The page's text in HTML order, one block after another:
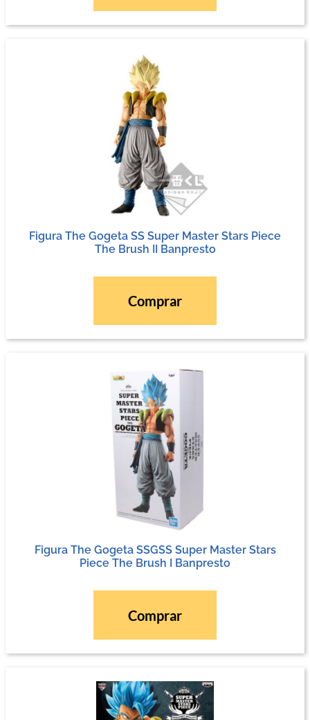
Figura The Gogeta SS Super Master Stars Piece
The Brush II Banpresto
Comprar
Figura The Gogeta SSGSS Super Master Stars
Piece The Brush I Banpresto
Comprar